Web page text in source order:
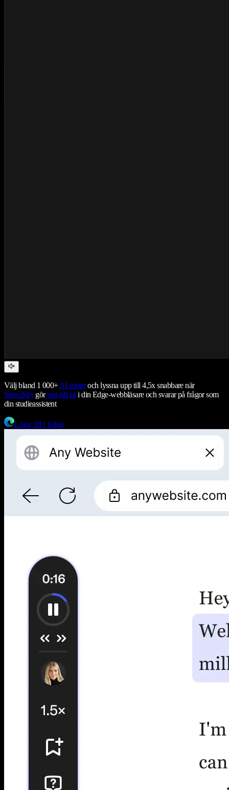
Välj bland 1 000+AI-rösteroch lyssna upp till 4,5x snabbare när
Speechifygörtext-till-tal i din Edge-webbläsare och svarar på frågor som
din studieassistent
Lägg till i Edge